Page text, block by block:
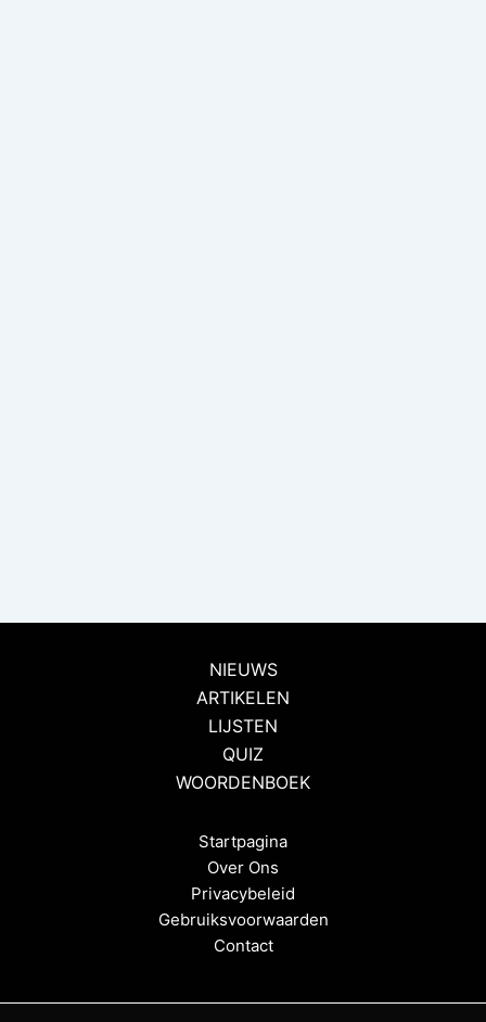
NIEUWS
ARTIKELEN
LIJSTEN
QUIZ
WOORDENBOEK
Startpagina
Over Ons
Privacybeleid
Gebruiksvoorwaarden
Contact